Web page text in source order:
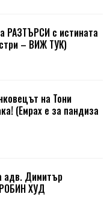
РАЗТЪРСИ с истината
– ВИЖ ТУК)
на Тони
(Емрах е за пандиза
адв. Димитър
ХУД